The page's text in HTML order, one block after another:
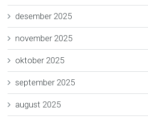
desember 2025
november 2025
oktober 2025
september 2025
august 2025